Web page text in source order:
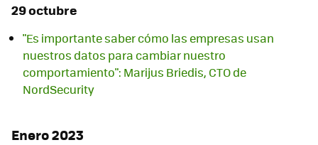
29 octubre
"Es importante saber cómo las empresas usan
nuestros datos para cambiar nuestro
comportamiento": Marijus Briedis, CTO de
NordSecurity
Enero 2023